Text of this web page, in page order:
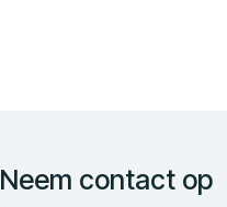
Neem contact op